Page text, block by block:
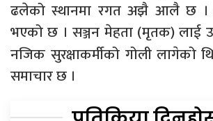
ढलेको स्थानमा रगत अझै आलै छ ।
भएको छ । सञ्जन मेहता (मृतक) लाई
नजिक सुरक्षाकर्मीको गोली लागेको
समाचार छ ।